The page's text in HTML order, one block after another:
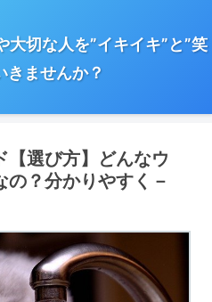
大切な人を”イキイキ”と”笑
きませんか？
【選び方】どんなウ
の？分かりやすく－